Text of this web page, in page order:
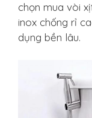
chọn mua vòi
inox chống rỉ
dụng bền lâu.